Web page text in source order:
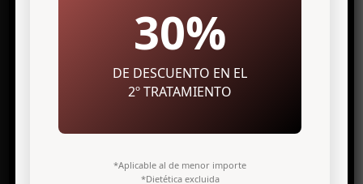
Clínica de medicina estética en
03003 Alicante
30%
DE DESCUENTO EN EL
2º TRATAMIENTO
*Aplicable al de menor importe
*Dietética excluida